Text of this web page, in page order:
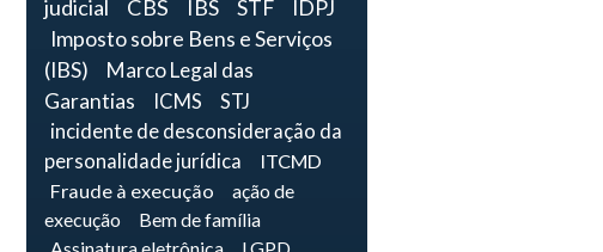
judicial
CBS IBS STF
IDPJ
Imposto sobre Bens e Serviços
(IBS)
Marco Legal das
Garantias
ICMS
STJ
incidente de desconsideração da
personalidade jurídica
ITCMD
Fraude à execução
ação de
execução
Bem de família